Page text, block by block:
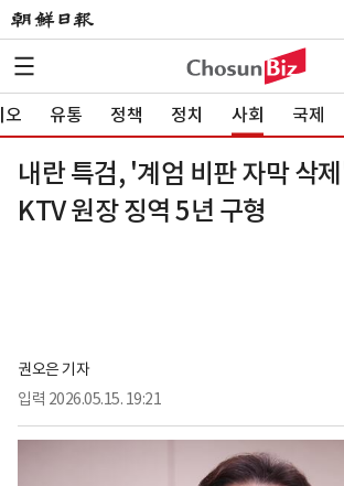
오 유통 정책 정치 사회 국제
내란 특검, '계엄 비판 자막 삭
KTV 원장 징역 5년 구형
권오은 기자
입력 2026.05.15. 19:21